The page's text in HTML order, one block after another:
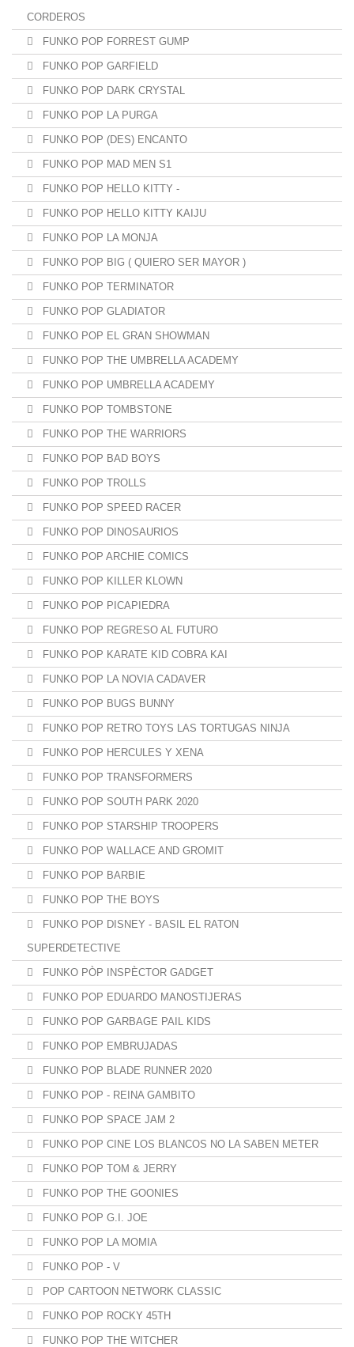
CORDEROS
FUNKO POP FORREST GUMP
FUNKO POP GARFIELD
FUNKO POP DARK CRYSTAL
FUNKO POP LA PURGA
FUNKO POP (DES) ENCANTO
FUNKO POP MAD MEN S1
FUNKO POP HELLO KITTY -
FUNKO POP HELLO KITTY KAIJU
FUNKO POP LA MONJA
FUNKO POP BIG ( QUIERO SER MAYOR )
FUNKO POP TERMINATOR
FUNKO POP GLADIATOR
FUNKO POP EL GRAN SHOWMAN
FUNKO POP THE UMBRELLA ACADEMY
FUNKO POP UMBRELLA ACADEMY
FUNKO POP TOMBSTONE
FUNKO POP THE WARRIORS
FUNKO POP BAD BOYS
FUNKO POP TROLLS
FUNKO POP SPEED RACER
FUNKO POP DINOSAURIOS
FUNKO POP ARCHIE COMICS
FUNKO POP KILLER KLOWN
FUNKO POP PICAPIEDRA
FUNKO POP REGRESO AL FUTURO
FUNKO POP KARATE KID COBRA KAI
FUNKO POP LA NOVIA CADAVER
FUNKO POP BUGS BUNNY
FUNKO POP RETRO TOYS LAS TORTUGAS NINJA
FUNKO POP HERCULES Y XENA
FUNKO POP TRANSFORMERS
FUNKO POP SOUTH PARK 2020
FUNKO POP STARSHIP TROOPERS
FUNKO POP WALLACE AND GROMIT
FUNKO POP BARBIE
FUNKO POP THE BOYS
FUNKO POP DISNEY - BASIL EL RATON
SUPERDETECTIVE
FUNKO PÒP INSPÈCTOR GADGET
FUNKO POP EDUARDO MANOSTIJERAS
FUNKO POP GARBAGE PAIL KIDS
FUNKO POP EMBRUJADAS
FUNKO POP BLADE RUNNER 2020
FUNKO POP - REINA GAMBITO
FUNKO POP SPACE JAM 2
FUNKO POP CINE LOS BLANCOS NO LA SABEN METER
FUNKO POP TOM & JERRY
FUNKO POP THE GOONIES
FUNKO POP G.I. JOE
FUNKO POP LA MOMIA
FUNKO POP - V
POP CARTOON NETWORK CLASSIC
FUNKO POP ROCKY 45TH
FUNKO POP THE WITCHER